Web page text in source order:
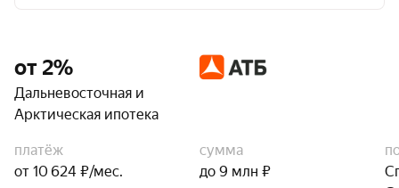
от 2%
Дальневосточная и
Арктическая ипотека
платёж
от 10 624 ₽/мес.
сумма
до 9 млн ₽